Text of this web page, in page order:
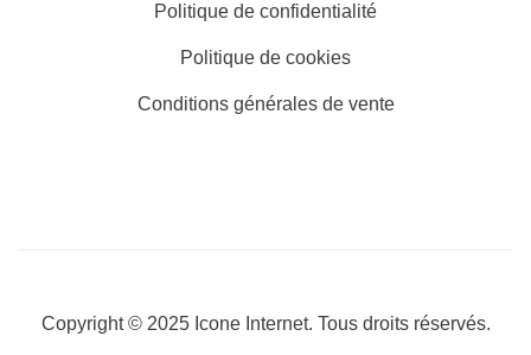
Politique de confidentialité
Politique de cookies
Conditions générales de vente
Copyright © 2025 Icone Internet. Tous droits réservés.